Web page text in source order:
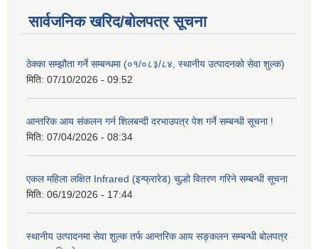
सार्वजनिक खरिद/बोलपत्र सूचना
ठेक्का सम्झौता गर्ने सम्बन्धमा (०१/०८३/८४, स्थानीय उत्पादनको सेवा शुल्क)
मिति: 07/10/2026 - 09:52
आन्तरिक आय संकलन गर्न शिलबन्दी दरभाउपत्र पेश गर्ने सम्बन्धी सूचना !
मिति: 07/04/2026 - 08:34
एकल महिला लक्षित Infrared (इन्फ्रारेड) चुल्हो वितरण गरिने सम्बन्धी सूचना
मिति: 06/19/2026 - 17:44
स्थानीय उत्पादनमा सेवा शुल्क तर्फ आन्तरिक आय सङ्कलन सम्बन्धी बोलपत्र